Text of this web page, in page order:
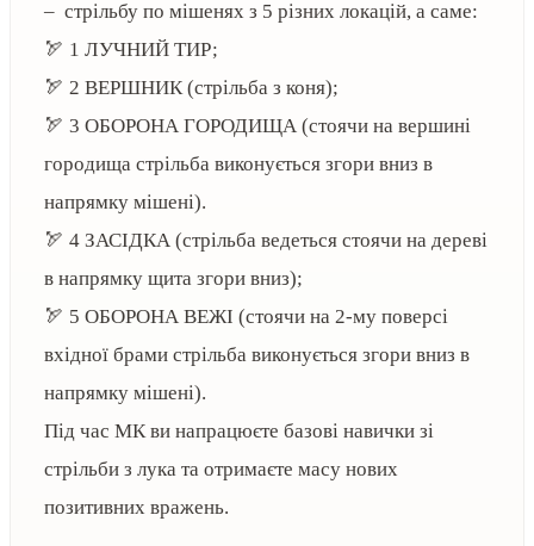
– стрільбу по мішенях з 5 різних локацій, а саме:
🏹 1 ЛУЧНИЙ ТИР;
🏹 2 ВЕРШНИК (стрільба з коня);
🏹 3 ОБОРОНА ГОРОДИЩА (стоячи на вершині
городища стрільба виконується згори вниз в
напрямку мішені).
🏹 4 ЗАСІДКА (стрільба ведеться стоячи на дереві
в напрямку щита згори вниз);
🏹 5 ОБОРОНА ВЕЖІ (стоячи на 2-му поверсі
вхідної брами стрільба виконується згори вниз в
напрямку мішені).
Під час МК ви напрацюєте базові навички зі
стрільби з лука та отримаєте масу нових
позитивних вражень.